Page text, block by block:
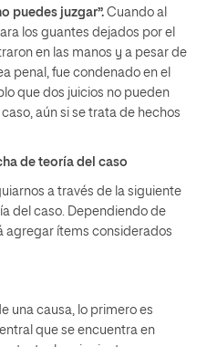
puedes juzgar”. Cuando al
los guantes dejados por el
en las manos y a pesar de
penal, fue condenado en el
que dos juicios no pueden
aún si se trata de hechos
de teoría del caso
a través de la siguiente
del caso. Dependiendo de
agregar ítems considerados
una causa, lo primero es
que se encuentra en